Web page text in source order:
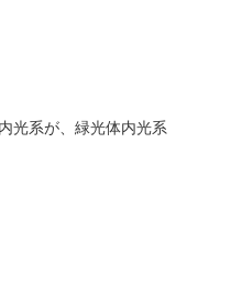
光系が、緑光体内光系